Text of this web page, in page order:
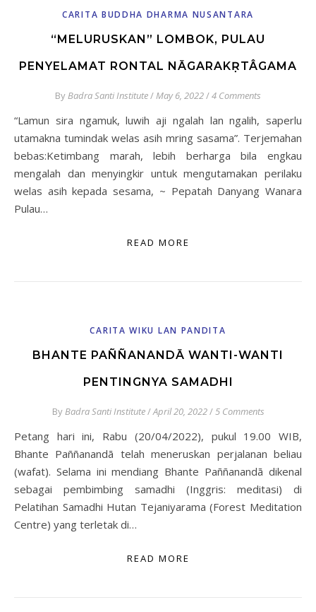
CARITA BUDDHA DHARMA NUSANTARA
“MELURUSKAN” LOMBOK, PULAU
PENYELAMAT RONTAL NĀGARAKṚTÂGAMA
ByBadra Santi Institute/May 6, 2022/4 Comments
“Lamun sira ngamuk, luwih aji ngalah lan ngalih, saperlu
utamakna tumindak welas asih mring sasama”. Terjemahan
bebas:Ketimbang marah, lebih berharga bila engkau
mengalah dan menyingkir untuk mengutamakan perilaku
welas asih kepada sesama, ~ Pepatah Danyang Wanara
Pulau…
READ MORE
CARITA WIKU LAN PANDITA
BHANTE PAÑÑANANDĀ WANTI-WANTI
PENTINGNYA SAMADHI
ByBadra Santi Institute/April 20, 2022/5 Comments
Petang hari ini, Rabu (20/04/2022), pukul 19.00 WIB,
Bhante Paññanandā telah meneruskan perjalanan beliau
(wafat). Selama ini mendiang Bhante Paññanandā dikenal
sebagai pembimbing samadhi (Inggris: meditasi) di
Pelatihan Samadhi Hutan Tejaniyarama (Forest Meditation
Centre) yang terletak di…
READ MORE